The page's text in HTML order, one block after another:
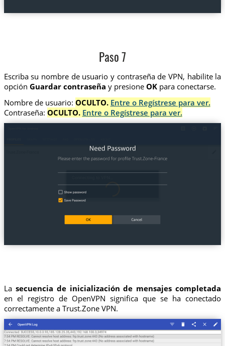
Paso 7
Escriba su nombre de usuario y contraseña de VPN, habilite la
opción Guardar contraseña y presione OKpara conectarse.
Nombre de usuario: OCULTO. Entre o Regístrese para ver.
Contraseña: OCULTO. Entre o Regístrese para ver.
La secuencia de inicialización de mensajes completada
en el registro de OpenVPN significa que se ha conectado
correctamente a Trust.Zone VPN.